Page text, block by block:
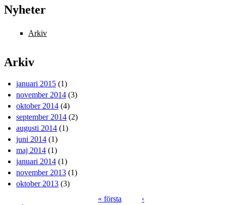
Nyheter
Arkiv
Arkiv
januari 2015 (1)
november 2014 (3)
oktober 2014 (4)
september 2014 (2)
augusti 2014 (1)
juni 2014 (1)
maj 2014 (1)
januari 2014 (1)
november 2013 (1)
oktober 2013 (3)
« första
‹